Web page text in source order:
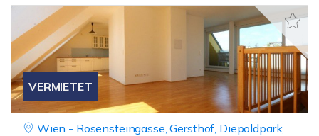
VERMIETET
Wien - Rosensteingasse, Gersthof, Diepoldpark,